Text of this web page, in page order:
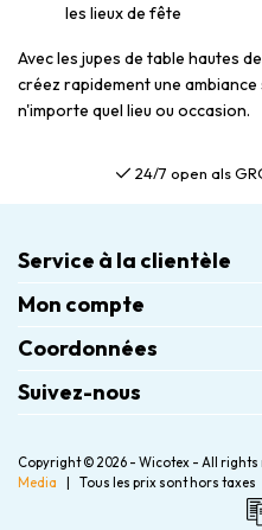
les lieux de fête
Avec les jupes de table hautes
créez rapidement une
n'importe quel lieu ou occasion.
24/7 open als
Service à la clientèle
Mon compte
Coordonnées
Suivez-nous
Copyright © 2026 - Wicotex - All rights
Media
| Tous les prix sont hors taxes